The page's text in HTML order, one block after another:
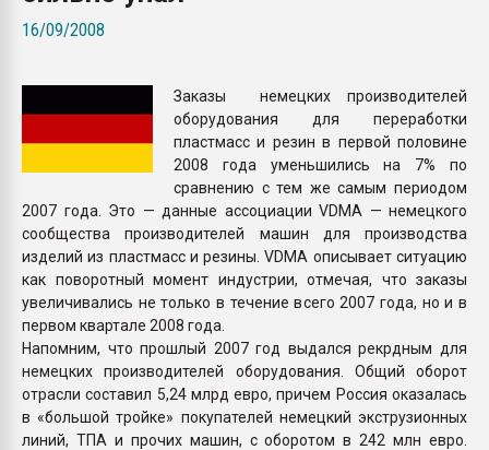
ПЕРЕЙТИ НА
16/09/2008
Заказы немецких производителей
оборудования для переработки
пластмасс и резин в первой половине
2008 года уменьшились на 7% по
сравнению с тем же самым периодом
2007 года. Это — данные ассоциации VDMA — немецкого
сообщества производителей машин для производства
изделий из пластмасс и резины. VDMA описывает ситуацию
как поворотный момент индустрии, отмечая, что заказы
увеличивались не только в течение всего 2007 года, но и в
первом квартале 2008 года.
Напомним, что прошлый 2007 год выдался рекрдным для
немецких производителей оборудования. Общий оборот
отрасли составил 5,24 млрд евро, причем Россия оказалась
в «большой тройке» покупателей немецкий экструзионных
линий, ТПА и прочих машин, с оборотом в 242 млн евро.